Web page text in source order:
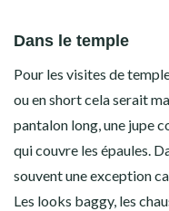
Dans le temple
Pour les visites de
ou en short cela serait
pantalon long, une jupe
qui couvre les épaules.
souvent une exception
Les looks baggy, les